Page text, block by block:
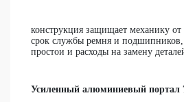
конструкция защищает механику
срок службы ремня и подшипников,
простои и расходы на замену
Усиленный алюминиевый портал